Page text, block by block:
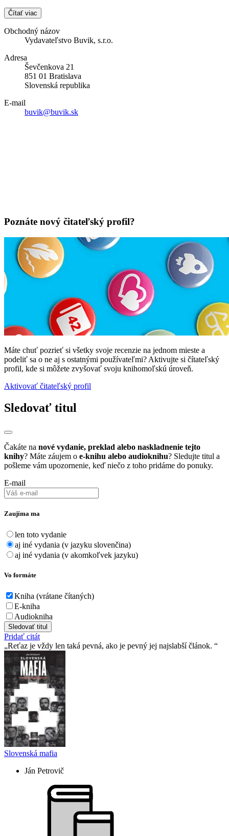
Čítať viac
Obchodný názov
Vydavateľstvo Buvik, s.r.o.
Adresa
Ševčenkova 21
851 01 Bratislava
Slovenská republika
E-mail
buvik@buvik.sk
Poznáte nový čitateľský profil?
Máte chuť pozrieť si všetky svoje recenzie na jednom mieste a
podeliť sa o ne aj s ostatnými používateľmi? Aktivujte si čítateľský
profil, kde si môžete zvyšovať svoju knihomoľskú úroveň.
Aktivovať čitateľský profil
Sledovať titul
Čakáte na nové vydanie, preklad alebo naskladnenie tejto
knihy? Máte záujem o e-knihu alebo audioknihu? Sledujte titul a
pošleme vám upozornenie, keď niečo z toho pridáme do ponuky.
E-mail
Zaujíma ma
len toto vydanie
aj iné vydania (v jazyku slovenčina)
aj iné vydania (v akomkoľvek jazyku)
Vo formáte
Kniha (vrátane čítaných)
E-kniha
Audiokniha
Sledovať titul
Pridať citát
Reťaz je vždy len taká pevná, ako je pevný jej najslabší­ článok.
Slovenská mafia
Ján Petrovič